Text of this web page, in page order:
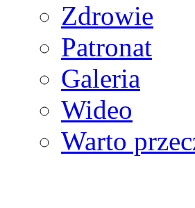
Zdrowie
Patronat
Galeria
Wideo
Warto